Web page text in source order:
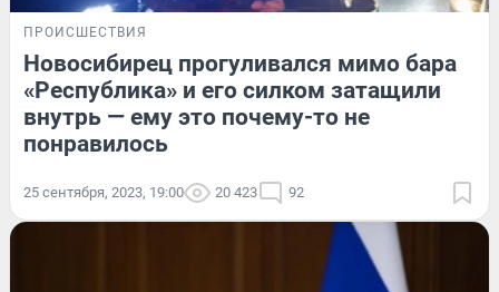
ПРОИСШЕСТВИЯ
Новосибирец прогуливался мимо бара
«Республика» и его силком затащили
внутрь — ему это почему-то не
понравилось
25 сентября, 2023, 19:00 20 423 92